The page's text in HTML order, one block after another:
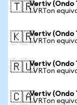
🇹🇷Vertiv (Ondo
1 VRTon
🇰🇷Vertiv (Ondo
1 VRTon
🇷🇺Vertiv (Ondo
1 VRTon
🇨🇦Vertiv (Ondo
1 VRTon